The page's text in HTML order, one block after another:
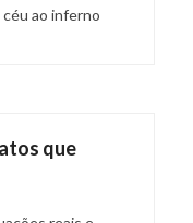
ao inferno
que